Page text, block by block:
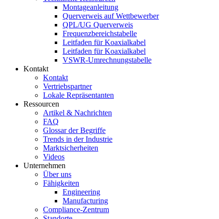
Montageanleitung
Querverweis auf Wettbewerber
QPL/UG Querverweis
Frequenzbereichstabelle
Leitfaden für Koaxialkabel
Leitfaden für Koaxialkabel
VSWR-Umrechnungstabelle
Kontakt
Kontakt
Vertriebspartner
Lokale Repräsentanten
Ressourcen
Artikel & Nachrichten
FAQ
Glossar der Begriffe
Trends in der Industrie
Marktsicherheiten
Videos
Unternehmen
Über uns
Fähigkeiten
Engineering
Manufacturing
Compliance-Zentrum